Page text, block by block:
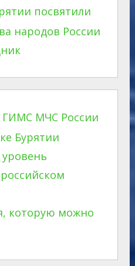
посвятили
народов России
ГИМС МЧС России
Бурятии
которую можно